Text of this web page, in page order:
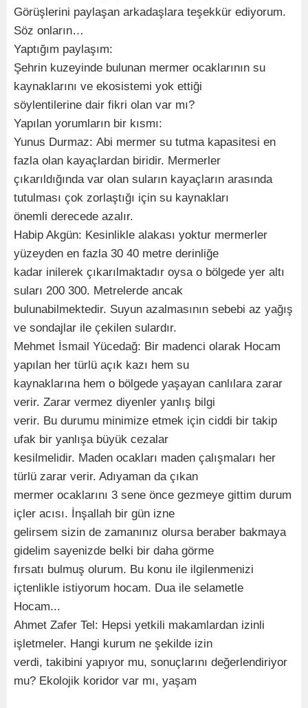
Görüşlerini paylaşan arkadaşlara teşekkür ediyorum.
Söz onların…
Yaptığım paylaşım:
Şehrin kuzeyinde bulunan mermer ocaklarının su
kaynaklarını ve ekosistemi yok ettiği
söylentilerine dair fikri olan var mı?
Yapılan yorumların bir kısmı:
Yunus Durmaz: Abi mermer su tutma kapasitesi en
fazla olan kayaçlardan biridir. Mermerler
çıkarıldığında var olan suların kayaçların arasında
tutulması çok zorlaştığı için su kaynakları
önemli derecede azalır.
Habip Akgün: Kesinlikle alakası yoktur mermerler
yüzeyden en fazla 30 40 metre derinliğe
kadar inilerek çıkarılmaktadır oysa o bölgede yer altı
suları 200 300. Metrelerde ancak
bulunabilmektedir. Suyun azalmasının sebebi az yağış
ve sondajlar ile çekilen sulardır.
Mehmet İsmail Yücedağ: Bir madenci olarak Hocam
yapılan her türlü açık kazı hem su
kaynaklarına hem o bölgede yaşayan canlılara zarar
verir. Zarar vermez diyenler yanlış bilgi
verir. Bu durumu minimize etmek için ciddi bir takip
ufak bir yanlışa büyük cezalar
kesilmelidir. Maden ocakları maden çalışmaları her
türlü zarar verir. Adıyaman da çıkan
mermer ocaklarını 3 sene önce gezmeye gittim durum
içler acısı. İnşallah bir gün izne
gelirsem sizin de zamanınız olursa beraber bakmaya
gidelim sayenizde belki bir daha görme
fırsatı bulmuş olurum. Bu konu ile ilgilenmenizi
içtenlikle istiyorum hocam. Dua ile selametle
Hocam...
Ahmet Zafer Tel: Hepsi yetkili makamlardan izinli
işletmeler. Hangi kurum ne şekilde izin
verdi, takibini yapıyor mu, sonuçlarını değerlendiriyor
mu? Ekolojik koridor var mı, yaşam